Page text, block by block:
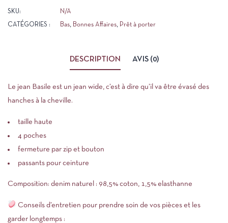
SKU: N/A
CATÉGORIES : Bas, Bonnes Affaires, Prêt à porter
DESCRIPTION AVIS (0)
Le jean Basile est un jean wide, c’est à dire qu’il va être évasé des
hanches à la cheville.
taille haute
4 poches
fermeture par zip et bouton
passants pour ceinture
Composition: denim naturel : 98,5% coton, 1,5% elasthanne
Conseils d’entretien pour prendre soin de vos pièces et les
garder longtemps :